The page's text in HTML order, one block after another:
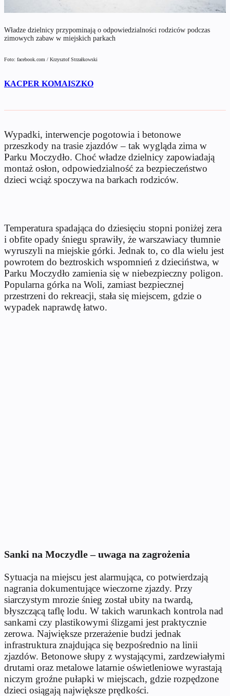
Władze dzielnicy przypominają o odpowiedzialności rodziców podczas
zimowych zabaw w miejskich parkach
Foto: facebook.com / Krzysztof Strzałkowski
KACPER KOMAISZKO
Wypadki, interwencje pogotowia i betonowe
przeszkody na trasie zjazdów – tak wygląda zima w
Parku Moczydło. Choć władze dzielnicy zapowiadają
montaż osłon, odpowiedzialność za bezpieczeństwo
dzieci wciąż spoczywa na barkach rodziców.
Temperatura spadająca do dziesięciu stopni poniżej zera
i obfite opady śniegu sprawiły, że warszawiacy tłumnie
wyruszyli na miejskie górki. Jednak to, co dla wielu jest
powrotem do beztroskich wspomnień z dzieciństwa, w
Parku Moczydło zamienia się w niebezpieczny poligon.
Popularna górka na Woli, zamiast bezpiecznej
przestrzeni do rekreacji, stała się miejscem, gdzie o
wypadek naprawdę łatwo.
Sanki na Moczydle – uwaga na zagrożenia
Sytuacja na miejscu jest alarmująca, co potwierdzają
nagrania dokumentujące wieczorne zjazdy. Przy
siarczystym mrozie śnieg został ubity na twardą,
błyszczącą taflę lodu. W takich warunkach kontrola nad
sankami czy plastikowymi ślizgami jest praktycznie
zerowa. Największe przerażenie budzi jednak
infrastruktura znajdująca się bezpośrednio na linii
zjazdów. Betonowe słupy z wystającymi, zardzewiałymi
drutami oraz metalowe latarnie oświetleniowe wyrastają
niczym groźne pułapki w miejscach, gdzie rozpędzone
dzieci osiągają największe prędkości.